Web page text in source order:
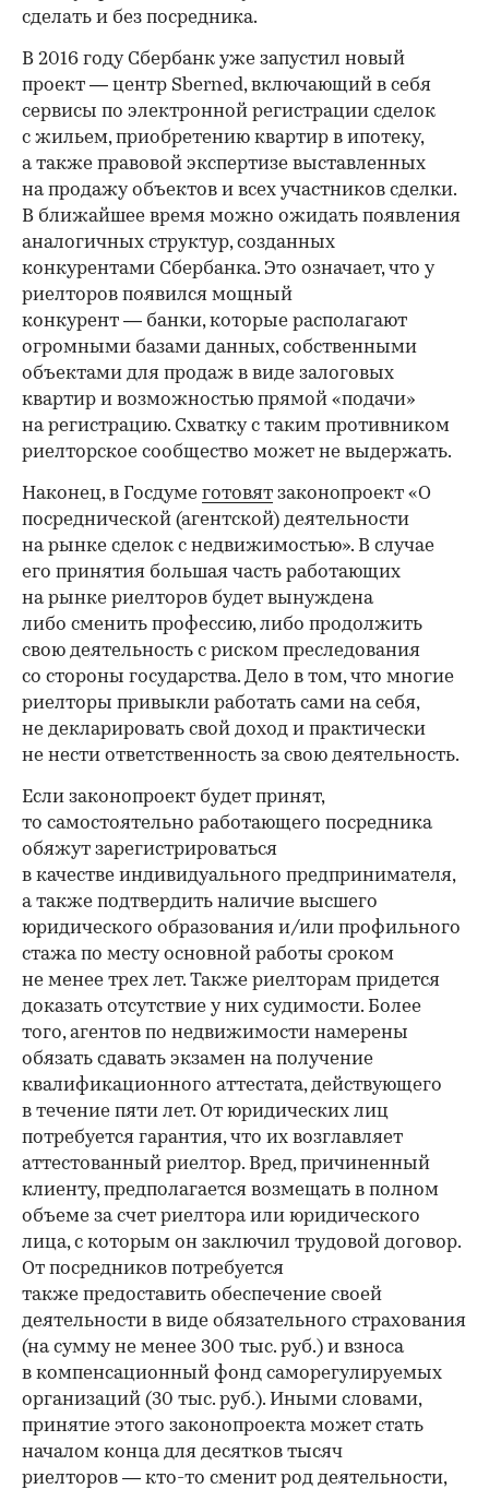
сделать и без посредника.
В 2016 году Сбербанк уже запустил новый
проект — центр Sberned, включающий в себя
сервисы по электронной регистрации сделок
с жильем, приобретению квартир в ипотеку,
а также правовой экспертизе выставленных
на продажу объектов и всех участников сделки.
В ближайшее время можно ожидать появления
аналогичных структур, созданных
конкурентами Сбербанка. Это означает, что у
риелторов появился мощный
конкурент — банки, которые располагают
огромными базами данных, собственными
объектами для продаж в виде залоговых
квартир и возможностью прямой «подачи»
на регистрацию. Схватку с таким противником
риелторское сообщество может не выдержать.
Наконец, в Госдуме готовят законопроект «О
посреднической (агентской) деятельности
на рынке сделок с недвижимостью». В случае
его принятия большая часть работающих
на рынке риелторов будет вынуждена
либо сменить профессию, либо продолжить
свою деятельность с риском преследования
со стороны государства. Дело в том, что многие
риелторы привыкли работать сами на себя,
не декларировать свой доход и практически
не нести ответственность за свою деятельность.
Если законопроект будет принят,
то самостоятельно работающего посредника
обяжут зарегистрироваться
в качестве индивидуального предпринимателя,
а также подтвердить наличие высшего
юридического образования и/или профильного
стажа по месту основной работы сроком
не менее трех лет. Также риелторам придется
доказать отсутствие у них судимости. Более
того, агентов по недвижимости намерены
обязать сдавать экзамен на получение
квалификационного аттестата, действующего
в течение пяти лет. От юридических лиц
потребуется гарантия, что их возглавляет
аттестованный риелтор. Вред, причиненный
клиенту, предполагается возмещать в полном
объеме за счет риелтора или юридического
лица, с которым он заключил трудовой договор.
От посредников потребуется
также предоставить обеспечение своей
деятельности в виде обязательного страхования
(на сумму не менее 300 тыс. руб.) и взноса
в компенсационный фонд саморегулируемых
организаций (30 тыс. руб.). Иными словами,
принятие этого законопроекта может стать
началом конца для десятков тысяч
риелторов — кто-то сменит род деятельности,